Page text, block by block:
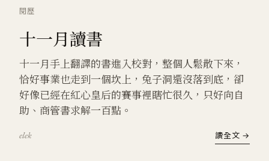
閱歷
十一月讀書
十一月手上翻譯的書進入校對，整個人鬆散下來，
恰好事業也走到一個坎上，兔子洞還沒落到底，卻
好像已經在紅心皇后的賽事裡瞎忙很久，只好向自
助、商管書求解一百點。
elek 讀全文 →